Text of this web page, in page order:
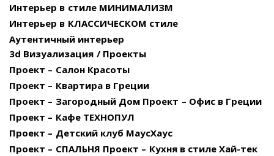
Интерьер в стиле МИНИМАЛИЗМ
Интерьер в КЛАССИЧЕСКОМ стиле
Аутентичный интерьер
3d Визуализация / Проекты
Проект – Салон Красоты
Проект – Квартира в Греции
Проект – Загородный Дом Проект – Офис в Греции
Проект – Кафе ТЕХНОПУЛ
Проект – Детский клуб МаусХаус
Проект – СПАЛЬНЯ Проект – Кухня в стиле Хай-тек